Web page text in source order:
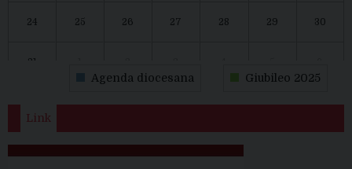
24 25 26 27 28 29 30
31
Agenda diocesana Giubileo 2025
Link